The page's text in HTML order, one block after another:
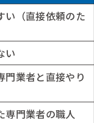
い（直接依頼のた
い
門業者と直接やり
専門業者の職人